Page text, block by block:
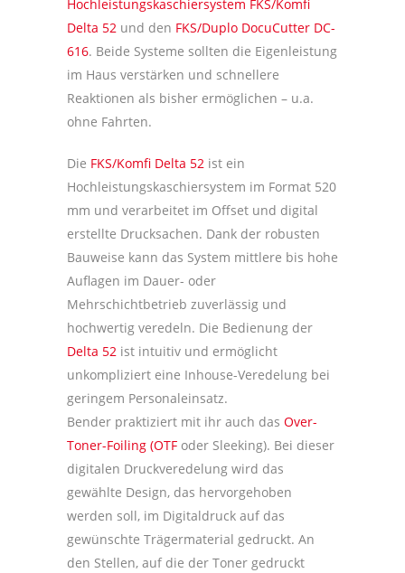
Hochleistungskaschiersystem FKS/Komfi
Delta 52 und den FKS/Duplo DocuCutter DC-
616. Beide Systeme sollten die Eigenleistung
im Haus verstärken und schnellere
Reaktionen als bisher ermöglichen – u.a.
ohne Fahrten.
Die FKS/Komfi Delta 52 ist ein
Hochleistungskaschiersystem im Format 520
mm und verarbeitet im Offset und digital
erstellte Drucksachen. Dank der robusten
Bauweise kann das System mittlere bis hohe
Auflagen im Dauer- oder
Mehrschichtbetrieb zuverlässig und
hochwertig veredeln. Die Bedienung der
Delta 52 ist intuitiv und ermöglicht
unkompliziert eine Inhouse-Veredelung bei
geringem Personaleinsatz.
Bender praktiziert mit ihr auch das Over-
Toner-Foiling (OTF oder Sleeking). Bei dieser
digitalen Druckveredelung wird das
gewählte Design, das hervorgehoben
werden soll, im Digitaldruck auf das
gewünschte Trägermaterial gedruckt. An
den Stellen, auf die der Toner gedruckt